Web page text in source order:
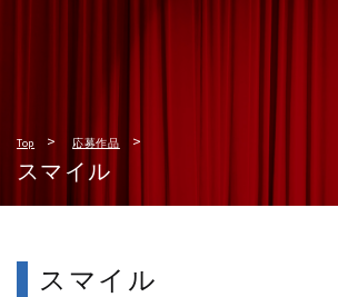
Top 応募作品
スマイル
スマイル